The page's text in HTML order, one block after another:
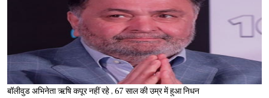
बॉलीवुड अभिनेता ऋषि कपूर नहीं रहे , 67 साल की उम्र में हुआ निधन